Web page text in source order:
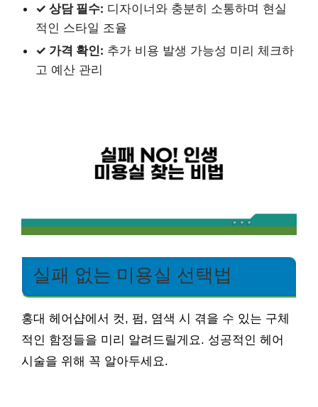
✓ 상담 필수: 디자이너와 충분히 소통하며 현실
적인 스타일 조율
✓ 가격 확인: 추가 비용 발생 가능성 미리 체크하
고 예산 관리
실패 없는 미용실 선택법
홍대 헤어샵에서 컷, 펌, 염색 시 겪을 수 있는 구체
적인 함정들을 미리 알려드릴게요. 성공적인 헤어
시술을 위해 꼭 알아두세요.